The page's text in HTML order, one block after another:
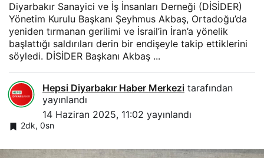
Diyarbakır Sanayici ve İş İnsanları Derneği (DİSİDER)
Yönetim Kurulu Başkanı Şeyhmus Akbaş, Ortadoğu’da
yeniden tırmanan gerilimi ve İsrail’in İran’a yönelik
başlattığı saldırıları derin bir endişeyle takip ettiklerini
söyledi. DİSİDER Başkanı Akbaş ...
Hepsi Diyarbakır Haber Merkezi tarafından
yayınlandı
14 Haziran 2025, 11:02 yayınlandı
2dk, 0sn